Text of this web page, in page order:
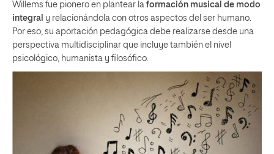
Willems fue pionero en plantear la formación musical de modo
integral y relacionándola con otros aspectos del ser humano.
Por eso, su aportación pedagógica debe realizarse desde una
perspectiva multidisciplinar que incluye también el nivel
psicológico, humanista y filosófico.